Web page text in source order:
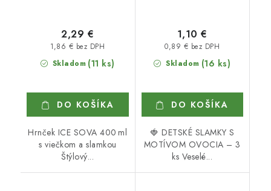
Skladom (11 ks)
1,86 € bez DPH
2,29 €
DO KOŠÍKA
Hrnček ICE SOVA 400 ml
s viečkom a slamkou
Štýlový...
Skladom (16 ks)
0,89 € bez DPH
1,10 €
DO KOŠÍKA
🍓 DETSKÉ SLAMKY S
MOTÍVOM OVOCIA – 3
ks Veselé...